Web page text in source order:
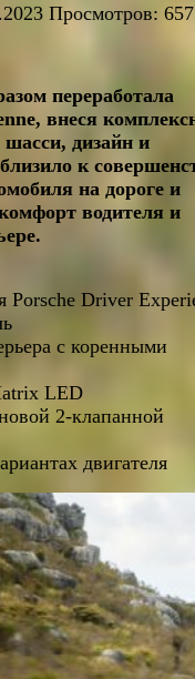
Просмотров: 657
переработала
, внеся
шасси, дизайн и
к
на дороге и
водителя и
Porsche Driver
с коренными
LED
2-клапанной
двигателя